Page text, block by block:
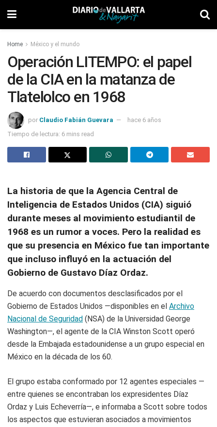
Home México y el mundo
Operación LITEMPO: el papel
de la CIA en la matanza de
Tlatelolco en 1968
por Claudio Fabián Guevara
hace 6 años
Tiempo de lectura: 6 mins read
La historia de que la Agencia Central de
Inteligencia de Estados Unidos (CIA) siguió
durante meses al movimiento estudiantil de
1968 es un rumor a voces. Pero la realidad es
que su presencia en México fue tan importante
que incluso influyó en la actuación del
Gobierno de Gustavo Díaz Ordaz.
De acuerdo con documentos desclasificados por el
Gobierno de Estados Unidos —disponibles en el Archivo
Nacional de Seguridad (NSA) de la Universidad George
Washington—, el agente de la CIA Winston Scott operó
desde la Embajada estadounidense a un grupo especial en
México en la década de los 60.
El grupo estaba conformado por 12 agentes especiales —
entre quienes se encontraban los expresidentes Díaz
Ordaz y Luis Echeverría—, e informaba a Scott sobre todos
los aspectos que estuvieran asociados a movimientos